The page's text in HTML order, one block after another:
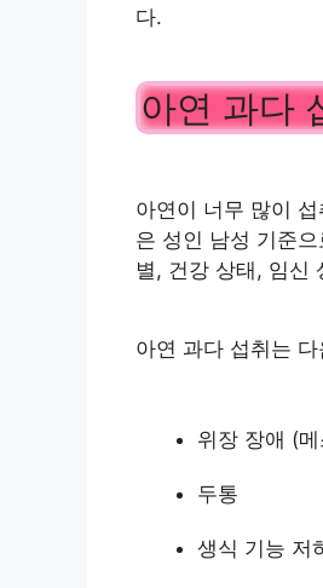
다.
아연 과다
아연이 너무 많이
은 성인 남성 기준
별, 건강 상태, 임신
아연 과다 섭취는
위장 장애 (
두통
생식 기능 저